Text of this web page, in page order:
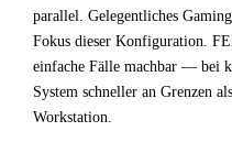
parallel. Gelegentliches
Fokus dieser Konfiguration.
einfache Fälle machbar — bei
System schneller an Grenzen
Workstation.